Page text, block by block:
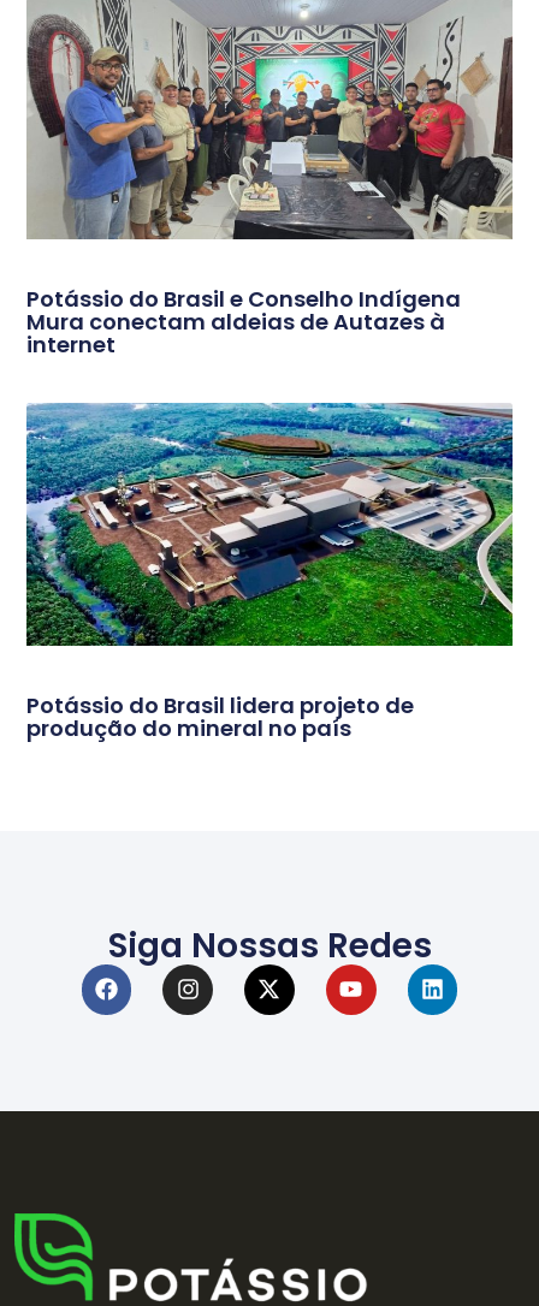
Potássio do Brasil e Conselho Indígena
Mura conectam aldeias de Autazes à
internet
Potássio do Brasil lidera projeto de
produção do mineral no país
Siga Nossas Redes